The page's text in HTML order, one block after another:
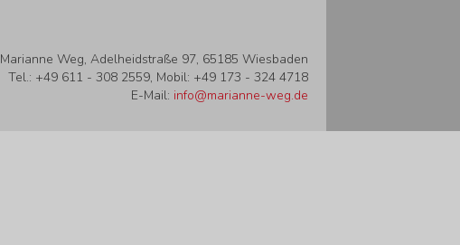
Marianne Weg, Adelheidstraße 97, 65185 Wiesbaden
Tel.: +49 611 - 308 2559, Mobil: +49 173 - 324 4718
E-Mail: info@marianne-weg.de